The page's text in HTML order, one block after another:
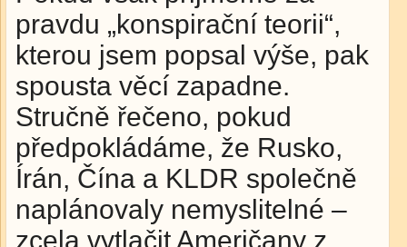
pravdu „konspirační teorii“,
kterou jsem popsal výše, pak
spousta věcí zapadne.
Stručně řečeno, pokud
předpokládáme, že Rusko,
Írán, Čína a KLDR společně
naplánovaly nemyslitelné –
zcela vytlačit Američany z